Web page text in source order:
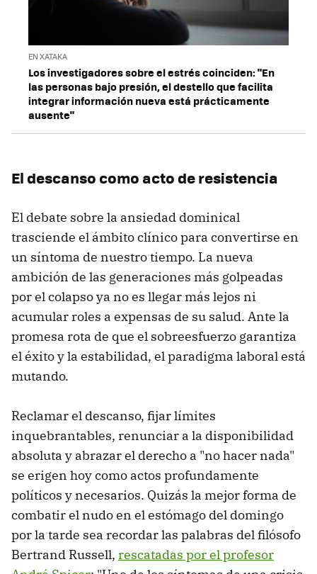
EN XATAKA
Los investigadores sobre el estrés coinciden: "En
las personas bajo presión, el destello que facilita
integrar información nueva está prácticamente
ausente"
El descanso como acto de resistencia
El debate sobre la ansiedad dominical
trasciende el ámbito clínico para convertirse en
un síntoma de nuestro tiempo. La nueva
ambición de las generaciones más golpeadas
por el colapso ya no es llegar más lejos ni
acumular roles a expensas de su salud. Ante la
promesa rota de que el sobreesfuerzo garantiza
el éxito y la estabilidad, el paradigma laboral está
mutando.
Reclamar el descanso, fijar límites
inquebrantables, renunciar a la disponibilidad
absoluta y abrazar el derecho a "no hacer nada"
se erigen hoy como actos profundamente
políticos y necesarios. Quizás la mejor forma de
combatir el nudo en el estómago del domingo
por la tarde sea recordar las palabras del filósofo
Bertrand Russell, rescatadas por el profesor